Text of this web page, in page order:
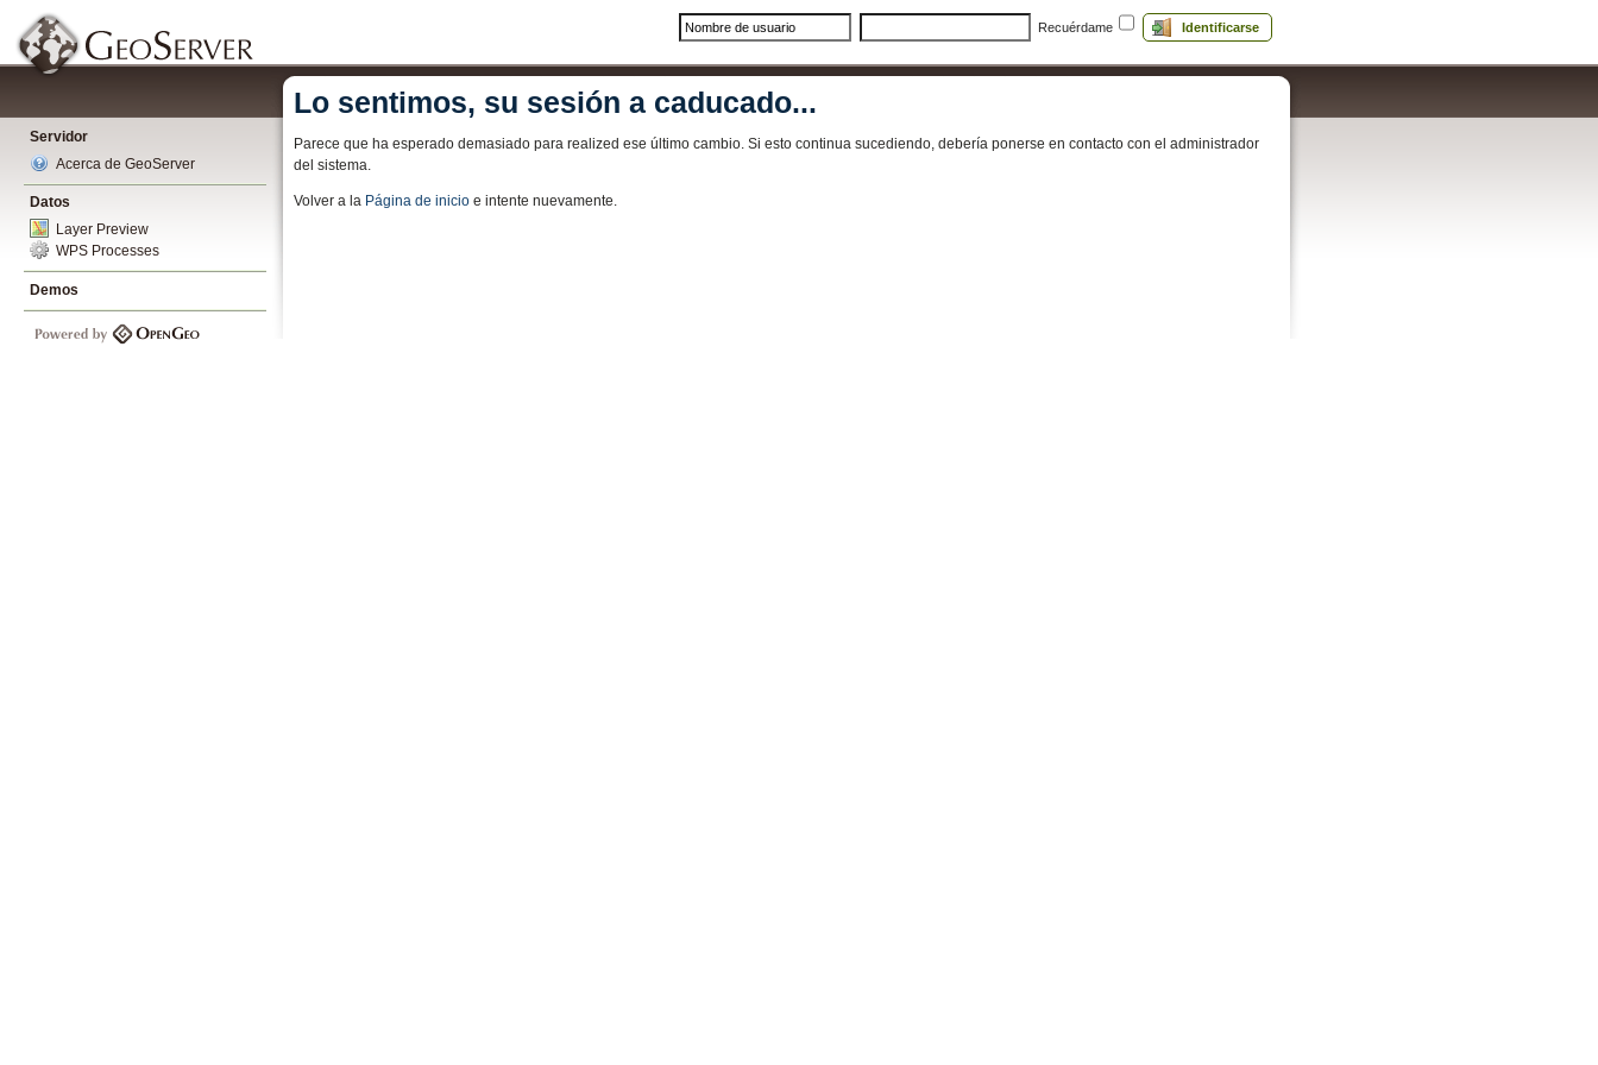
Recuérdame Identificarse
Servidor
Acerca de GeoServer
Datos
Layer Preview
WPS Processes
Demos
Lo sentimos, su sesión a caducado...
Parece que ha esperado demasiado para realized ese último cambio. Si esto continua sucediendo, debería ponerse en contacto con el administrador
del sistema.
Volver a la Página de inicio e intente nuevamente.